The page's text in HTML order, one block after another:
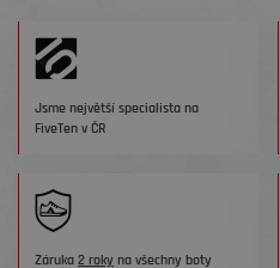
Jsme největší specialista na
FiveTen v ČR
Záruka 2 roky na všechny boty